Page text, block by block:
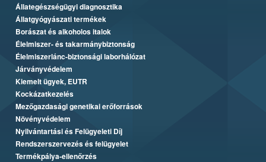
Állategészségügyi diagnosztika
Állatgyógyászati termékek
Borászat és alkoholos italok
Élelmiszer- és takarmánybiztonság
Élelmiszerlánc-biztonsági laborhálózat
Járványvédelem
Kiemelt ügyek, EUTR
Kockázatkezelés
Mezőgazdasági genetikai erőforrások
Növényvédelem
Nyilvántartási és Felügyeleti Díj
Rendszerszervezés és felügyelet
Termékpálya-ellenőrzés